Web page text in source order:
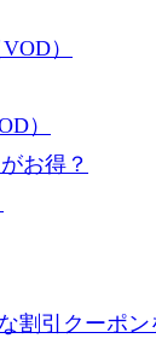
）
）
お得？